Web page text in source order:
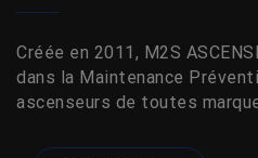
Créée en 2011, M2S
dans la Maintenance
ascenseurs de toutes